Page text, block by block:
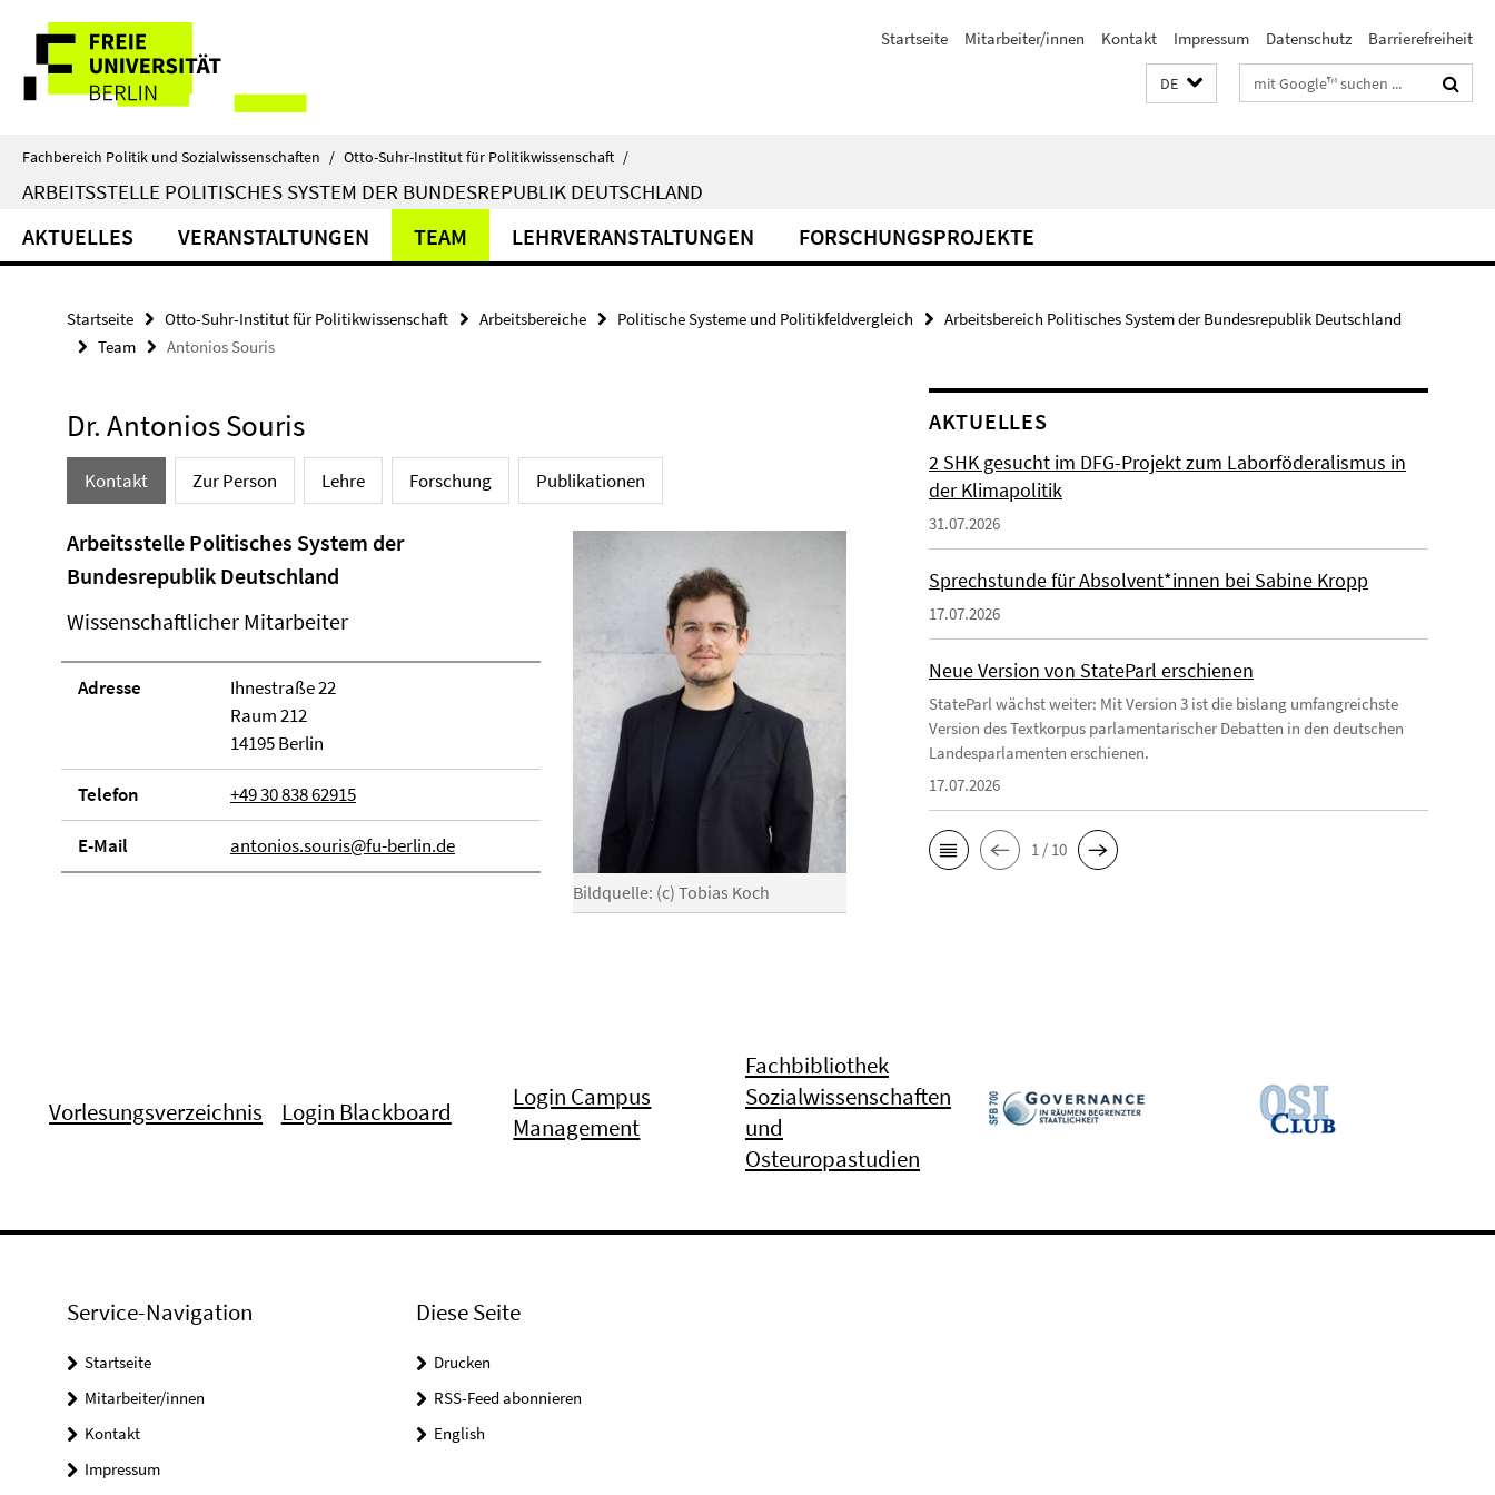
direkt
Inhalt
Service-
Navigation
Startseite Mitarbeiter/innen Kontakt Impressum Datenschutz Barrierefreiheit
DE Suchbegriffe
Fachbereich Politik und Sozialwissenschaften / Otto-Suhr-Institut für Politikwissenschaft /
ARBEITSSTELLE POLITISCHES SYSTEM DER BUNDESREPUBLIK DEUTSCHLAND
AKTUELLES VERANSTALTUNGEN TEAM LEHRVERANSTALTUNGEN FORSCHUNGSPROJEKTE
Startseite Otto-Suhr-Institut für Politikwissenschaft Arbeitsbereiche Politische Systeme und Politikfeldvergleich
Arbeitsbereich Politisches System der Bundesrepublik Deutschland
Team
Antonios Souris
Dr. Antonios Souris
Kontakt Zur Person Lehre Forschung Publikationen
Bildquelle: (c) Tobias Koch
Arbeitsstelle Politisches System der
Bundesrepublik Deutschland
Wissenschaftlicher Mitarbeiter
Adresse
Ihnestraße 22
Raum 212
14195 Berlin
Telefon +49 30 838 62915
E-Mail antonios.souris@fu-berlin.de
AKTUELLES
2 SHK gesucht im DFG-Projekt zum Laborföderalismus in
der Klimapolitik
31.07.2026
Sprechstunde für Absolvent*innen bei Sabine Kropp
17.07.2026
Neue Version von StateParl erschienen
StateParl wächst weiter: Mit Version 3 ist die bislang umfangreichste
Version des Textkorpus parlamentarischer Debatten in den deutschen
Landesparlamenten erschienen.
17.07.2026
1 / 10
Vorlesungsverzeichnis Login Blackboard
Login Campus
Management
Fachbibliothek
Sozialwissenschaften
und
Osteuropastudien
Service-Navigation
Startseite
Mitarbeiter/innen
Kontakt
Impressum
Diese Seite
Drucken
RSS-Feed abonnieren
English